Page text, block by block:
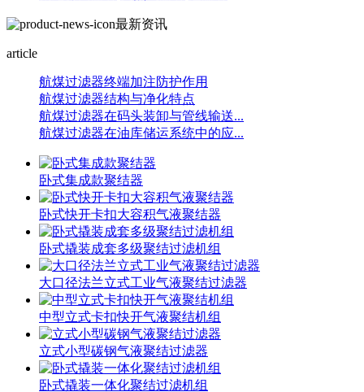
最新资讯
article
航煤过滤器终端加注防护作用
航煤过滤器结构与净化特点
航煤过滤器在码头装卸与管线输送...
航煤过滤器在油库储运系统中的应...
卧式集成款聚结器
卧式快开卡扣大容积气液聚结器
卧式撬装成套多级聚结过滤机组
大口径法兰立式工业气液聚结过滤器
中型立式卡扣快开气液聚结机组
立式小型碳钢气液聚结过滤器
卧式撬装一体化聚结过滤机组